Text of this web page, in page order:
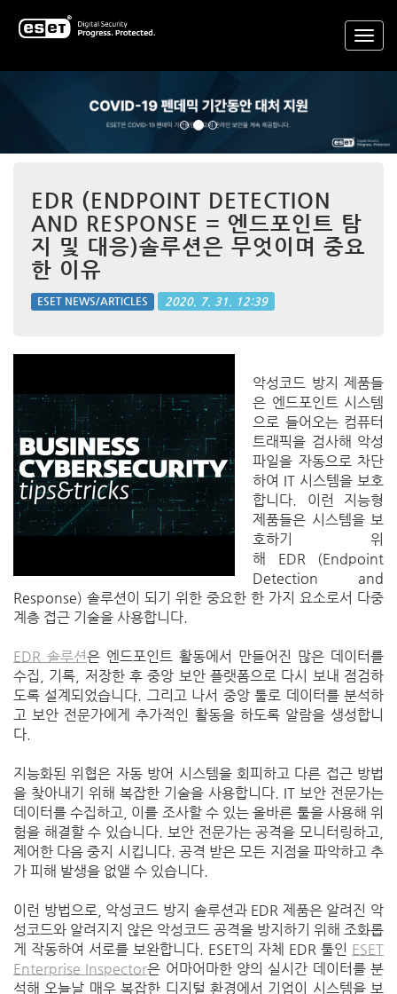
EDR (ENDPOINT DETECTION
AND RESPONSE = 엔드포인트 탐
지 및 대응)솔루션은 무엇이며 중요
한 이유
ESET NEWS/ARTICLES 2020. 7. 31. 12:39
악성코드 방지 제품들
은 엔드포인트 시스템
으로 들어오는 컴퓨터
트래픽을 검사해 악성
파일을 자동으로 차단
하여 IT 시스템을 보호
합니다. 이런 지능형
제품들은 시스템을 보
호하기 위
해
EDR
(Endpoint
Detection and
Response) 솔루션이 되기 위한 중요한 한 가지 요소로서 다중
계층 접근 기술을 사용합니다.
EDR 솔루션은 엔드포인트 활동에서 만들어진 많은 데이터를
수집, 기록,
저장한 후 중앙 보안 플랫폼으로 다시 보내 점검하
도록 설계되었습니다. 그리고 나서 중앙 툴로 데이터를 분석하
고 보안 전문가에게 추가적인 활동을 하도록 알람을 생성합니
다.
지능화된 위협은 자동 방어 시스템을 회피하고 다른 접근 방법
을 찾아내기 위해 복잡한 기술을 사용합니다. IT 보안 전문가는
데이터를 수집하고, 이를 조사할 수 있는 올바른 툴을 사용해 위
험을 해결할 수 있습니다. 보안 전문가는 공격을 모니터링하고,
제어한 다음 중지 시킵니다. 공격 받은 모든 지점을 파악하고 추
가 피해 발생을 없앨 수 있습니다.
이런 방법으로, 악성코드 방지 솔루션과 EDR 제품은 알려진 악
성코드와 알려지지 않은 악성코드 공격을 방지하기 위해 조화롭
게 작동하여 서로를 보완합니다. ESET의 자체 EDR 툴인 ESET
Enterprise Inspector은 어마어마한 양의 실시간 데이터를 분
석해 오늘날 매우 복잡한 디지털 환경에서 기업이 시스템을 보